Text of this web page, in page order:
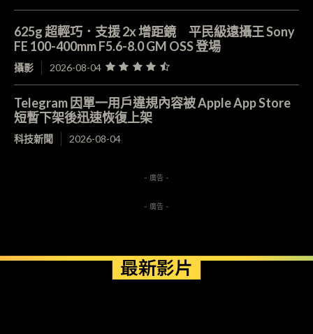
625g 超輕巧．支援 2x 增距鏡 平民級遠攝王 Sony
FE 100-400mm F5.6-8.0 GM OSS 登場
攝影 2026-08-04
Telegram 因單一用戶違規內容被 Apple App Store
短暫下架後迅速恢復上架
科技新聞 2026-08-04
- 廣告 -
- 廣告 -
最新影片